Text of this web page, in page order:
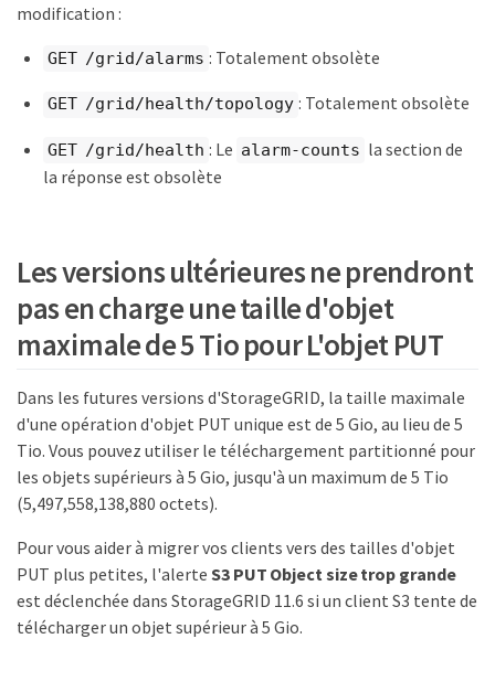
modification :
GET /grid/alarms : Totalement obsolète
GET /grid/health/topology : Totalement obsolète
GET /grid/health : Le alarm-counts la section de
la réponse est obsolète
Les versions ultérieures ne prendront
pas en charge une taille d'objet
maximale de 5 Tio pour L'objet PUT
Dans les futures versions d'StorageGRID, la taille maximale
d'une opération d'objet PUT unique est de 5 Gio, au lieu de 5
Tio. Vous pouvez utiliser le téléchargement partitionné pour
les objets supérieurs à 5 Gio, jusqu'à un maximum de 5 Tio
(5,497,558,138,880 octets).
Pour vous aider à migrer vos clients vers des tailles d'objet
PUT plus petites, l'alerte S3 PUT Object size trop grande
est déclenchée dans StorageGRID 11.6 si un client S3 tente de
télécharger un objet supérieur à 5 Gio.